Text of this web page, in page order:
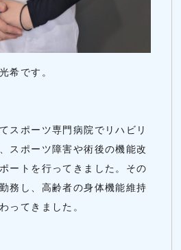
希です。
スポーツ専門病院でリハビリ
スポーツ障害や術後の機能改
ートを行ってきました。その
務し、高齢者の身体機能維持
ってきました。